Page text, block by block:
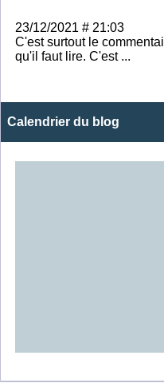
23/12/2021 # 21:03
C'est surtout le
qu'il faut lire. C'est ...
Calendrier du blog